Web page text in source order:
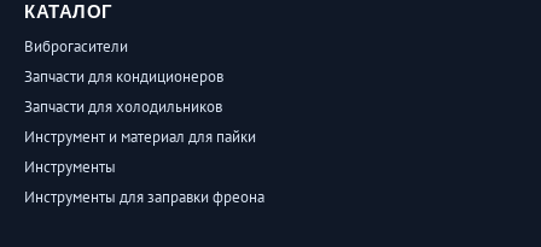
КАТАЛОГ
Виброгасители
Запчасти для кондиционеров
Запчасти для холодильников
Инструмент и материал для пайки
Инструменты
Инструменты для заправки фреона